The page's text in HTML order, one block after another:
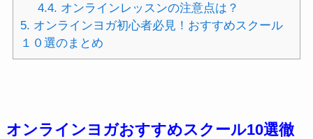
4.4. オンラインレッスンの注意点は？
5. オンラインヨガ初心者必見！おすすめスクール
１０選のまとめ
オンラインヨガおすすめスクール10選徹